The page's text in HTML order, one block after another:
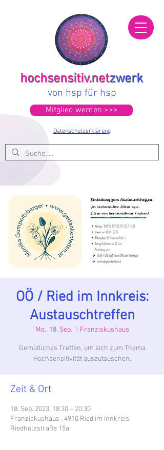
hochsensitiv.netzwerk
von hsp für hsp
Datenschutzerklärung
Mitglied werden >>>
OÖ / Ried im Innkreis:
Austauschtreffen
Mo., 18. Sep. Franziskushaus
Gemütliches Treffen, um sich zum Thema
Hochsensitivität auszutauschen.
Zeit & Ort
18. Sep. 2023, 18:30 – 20:30
Franziskushaus , 4910 Ried im Innkreis,
Riedholzstraße 15a